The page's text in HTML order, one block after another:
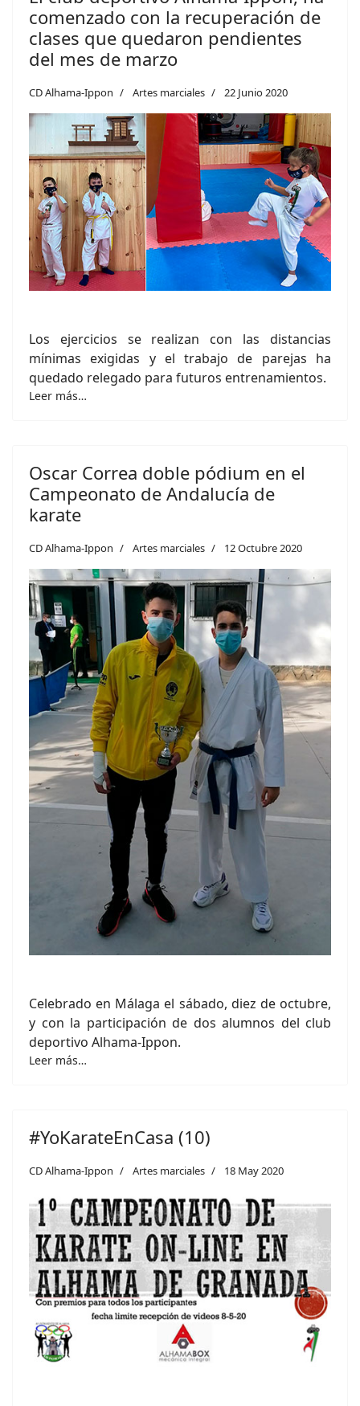
comenzado con la recuperación de
clases que quedaron pendientes
del mes de marzo
CD Alhama-Ippon Artes marciales 22 Junio 2020
Los ejercicios se realizan con las distancias
mínimas exigidas y el trabajo de parejas ha
quedado relegado para futuros entrenamientos.
Leer más…
Oscar Correa doble pódium en el
Campeonato de Andalucía de
karate
CD Alhama-Ippon Artes marciales 12 Octubre 2020
Celebrado en Málaga el sábado, diez de octubre,
y con la participación de dos alumnos del club
deportivo Alhama-Ippon.
Leer más…
#YoKarateEnCasa (10)
CD Alhama-Ippon Artes marciales 18 May 2020